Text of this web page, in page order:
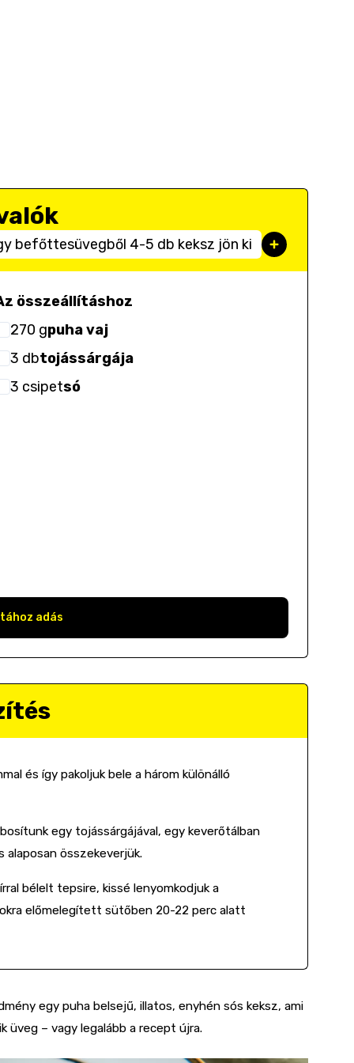
befőttesüvegből 4-5 db keksz jön ki
összeállításhoz
270 gpuha vaj
3 dbtojássárgája
3 csipetsó
adás
és így pakoljuk bele a három különálló
egy tojássárgájával, egy keverőtálban
összekeverjük.
bélelt tepsire, kissé lenyomkodjuk a
előmelegített sütőben 20-22 perc alatt
egy puha belsejű, illatos, enyhén sós keksz, ami
üveg – vagy legalább a recept újra.